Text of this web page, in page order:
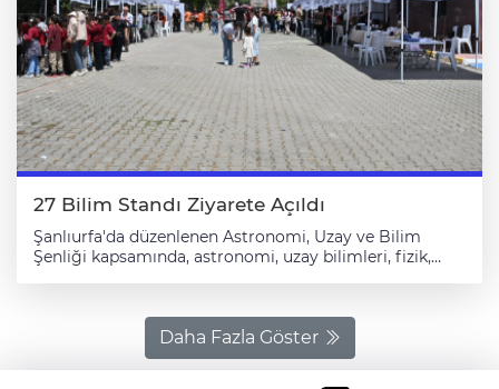
27 Bilim Standı Ziyarete Açıldı
Şanlıurfa'da düzenlenen Astronomi, Uzay ve Bilim
Şenliği kapsamında, astronomi, uzay bilimleri, fizik,
Salonu'nda gerçekleştirilen şenliğin açılışına Haliliye
Kaymakamı Muhammed Serkan Şahin, İl Milli Eğitim
Müdürü Asım Sultanoğlu ile Haliliye İlçe Milli Eğitim
Daha Fazla Göster